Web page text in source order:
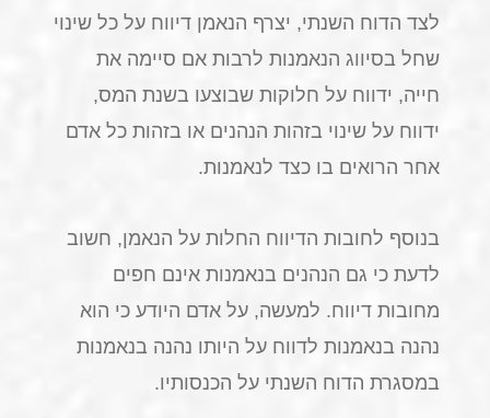
לצד הדוח השנתי, יצרף הנאמן דיווח על כל שינוי
שחל בסיווג הנאמנות לרבות אם סיימה את
חייה, ידווח על חלוקות שבוצעו בשנת המס,
ידווח על שינוי בזהות הנהנים או בזהות כל אדם
אחר הרואים בו כצד לנאמנות.
בנוסף לחובות הדיווח החלות על הנאמן, חשוב
לדעת כי גם הנהנים בנאמנות אינם חפים
מחובות דיווח. למעשה, על אדם היודע כי הוא
נהנה בנאמנות לדווח על היותו נהנה בנאמנות
במסגרת הדוח השנתי על הכנסותיו.